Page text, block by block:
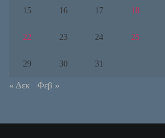
15 16 17 18
22 23 24 25
29 30 31
« Δεκ Φεβ »